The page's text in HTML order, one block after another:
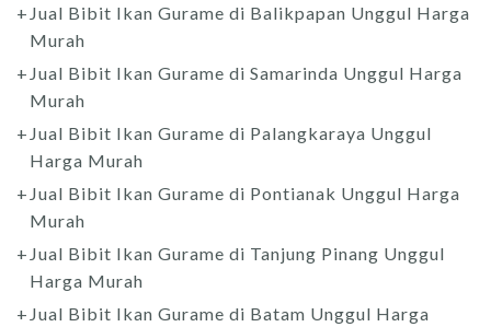
Jual Bibit Ikan Gurame di Balikpapan Unggul Harga
Murah
Jual Bibit Ikan Gurame di Samarinda Unggul Harga
Murah
Jual Bibit Ikan Gurame di Palangkaraya Unggul
Harga Murah
Jual Bibit Ikan Gurame di Pontianak Unggul Harga
Murah
Jual Bibit Ikan Gurame di Tanjung Pinang Unggul
Harga Murah
Jual Bibit Ikan Gurame di Batam Unggul Harga